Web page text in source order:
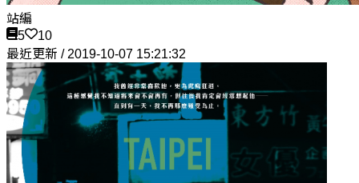
站編
5
10
最近更新 / 2019-10-07 15:21:32